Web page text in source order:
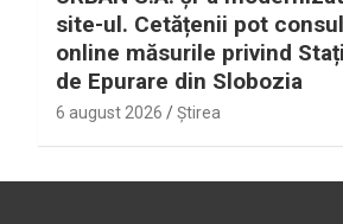
site-ul. Cetățenii pot
online măsurile privind
de Epurare din Slobozia
6 august 2026 Ştirea